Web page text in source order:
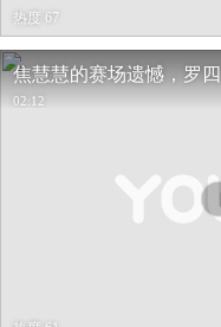
热度 67
焦慧慧的赛场遗憾，罗
02:12